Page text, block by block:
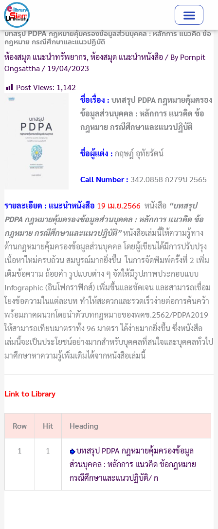
Skip
to
content
บทสรุป PDPA กฎหมายคุ้มครองข้อมูลส่วนบุคคล : หลักการ แนวคิด ข้อ
กฎหมาย กรณีศึกษาและแนวปฏิบัติ
ห้องสมุด แนะนำทรัพยากร, ห้องสมุด แนะนำหนังสือ/ By Pornpit
Ongsattha/ 19/04/2023
Post Views: 1,142
ชื่อเรื่อง : บทสรุป PDPA กฎหมายคุ้มครอง
ข้อมูลส่วนบุคคล : หลักการ แนวคิด ข้อ
กฎหมาย กรณีศึกษาและแนวปฏิบัติ
ชื่อผู้แต่ง : กฤษฎ์ อุทัยรัตน์
Call Number: 342.0858 ก279บ 2565
รายละเอียด : แนะนำหนังสือ 19 เม.ย.2566 หนังสือ “บทสรุป
PDPA กฎหมายคุ้มครองข้อมูลส่วนบุคคล : หลักการ แนวคิด ข้อ
กฎหมาย กรณีศึกษาและแนวปฏิบัติ”หนังสือเล่มนี้ให้ความรู้ทาง
ด้านกฎหมายคุ้มครองข้อมูลส่วนบุคคล โดยผู้เขียนได้มีการปรับปรุง
เนื้อหาใหม่ครบถ้วน สมบูรณ์มากยิ่งขึ้น ในการจัดพิมพ์ครั้งที่ 2 เพิ่ม
เติมข้อความ ถ้อยคำ รูปแบบต่าง ๆ จัดให้มีรูปภาพประกอบแบบ
Infographic (อินโฟกราฟิกส์) เพิ่มขึ้นและชัดเจน และสามารถเชื่อม
โยงข้อความในแต่ละบท ทำให้สะดวกและรวดเร็วง่ายต่อการค้นคว้า
พร้อมภาคผนวกโดยนำตัวบทกฎหมายของพคข.2562/PDPA2019
ให้สามารถเทียบมาตราทั้ง 96 มาตรา ได้ง่ายมากยิ่งขึ้น ซึ่งหนังสือ
เล่มนี้จะเป็นประโยชน์อย่างมากสำหรับบุคคลที่สนใจและบุคคลทั่วไป
มาศึกษาหาความรู้เพิ่มเติมได้จากหนังสือเล่มนี้
Link to Library
Row Hit Heading
1 1
บทสรุป PDPA กฎหมายคุ้มครองข้อมูล
ส่วนบุคคล : หลักการ แนวคิด ข้อกฎหมาย
กรณีศึกษาและแนวปฏิบัติ/ ก